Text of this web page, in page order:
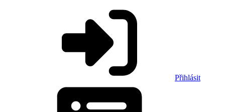
Přihlásit